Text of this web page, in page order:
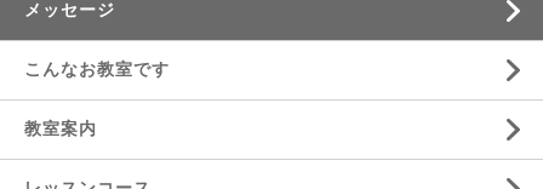
メッセージ
こんなお教室です
教室案内